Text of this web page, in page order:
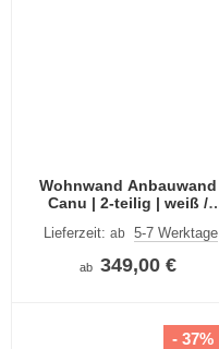
Wohnwand Anbauwand
Canu | 2-teilig | weiß /
Lieferzeit: ab 5-7 Werktage
ab 349,00 €
- 37%